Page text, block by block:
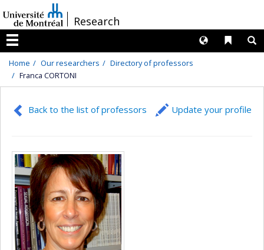
au
contenu
/Research
Menu
Liens
Langues
Home Our researchers
Directory of professors
Franca CORTONI
Back to the list of professors Update your profile